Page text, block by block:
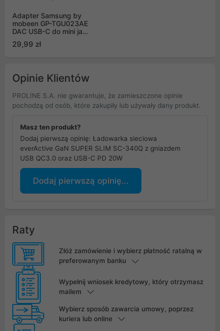
Adapter Samsung by
mobeen GP-TGU023AE
DAC USB-C do mini jack
29,99 zł
Opinie Klientów
PROLINE S.A. nie gwarantuje, że zamieszczone opinie
pochodzą od osób, które zakupiły lub używały dany produkt.
Masz ten produkt?
Dodaj pierwszą opinię: Ładowarka sieciowa
everActive GaN SUPER SLIM SC-340Q z gniazdem
USB QC3.0 oraz USB-C PD 20W
Dodaj pierwszą opinię...
Raty
Złóż zamówienie i wybierz płatność ratalną w
preferowanym banku
Wypełnij wniosek kredytowy, który otrzymasz
mailem
Wybierz sposób zawarcia umowy, poprzez
kuriera lub online